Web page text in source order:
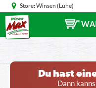
Store:Winsen (Luhe)
Du hast
Dann